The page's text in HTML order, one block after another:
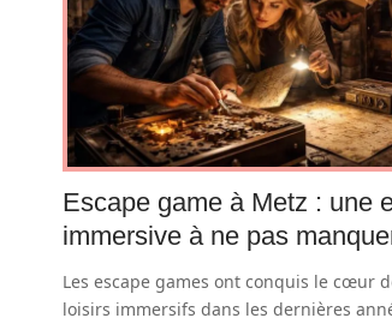
Escape game à Metz : une
immersive à ne pas
Les escape games ont conquis le cœur
loisirs immersifs dans les dernières